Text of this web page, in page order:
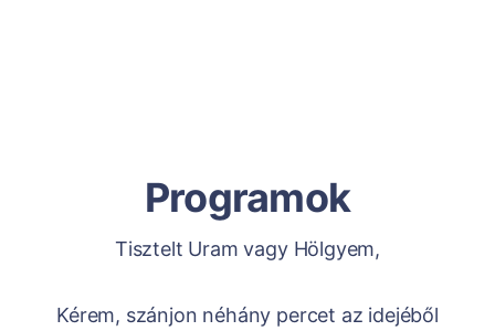
Programok
Tisztelt Uram vagy Hölgyem,
Kérem, szánjon néhány percet az idejéből